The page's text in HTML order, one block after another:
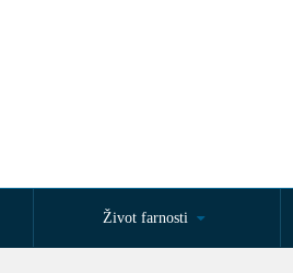
Život farnosti